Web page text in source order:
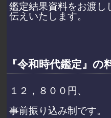
鑑定結果資料をお渡し
伝えいたします。
『令和時代鑑定』の
１２，８００円、
事前振り込み制です。